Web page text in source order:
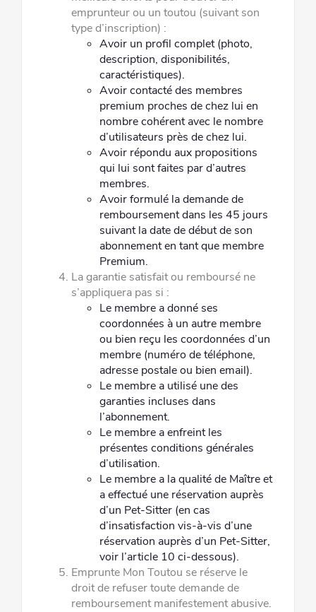
emprunteur ou un toutou (suivant son
type d’inscription) :
Avoir un profil complet (photo,
description, disponibilités,
caractéristiques).
Avoir contacté des membres
premium proches de chez lui en
nombre cohérent avec le nombre
d’utilisateurs près de chez lui.
Avoir répondu aux propositions
qui lui sont faites par d’autres
membres.
Avoir formulé la demande de
remboursement dans les 45 jours
suivant la date de début de son
abonnement en tant que membre
Premium.
La garantie satisfait ou remboursé ne
s’appliquera pas si :
Le membre a donné ses
coordonnées à un autre membre
ou bien reçu les coordonnées d’un
membre (numéro detéléphone,
adresse postale ou bien email).
Le membre a utilisé une des
garanties incluses dans
l’abonnement.
Le membre a enfreint les
présentes conditions générales
d’utilisation.
Le membre a la qualité de Maître et
a effectué une réservation auprès
d’un Pet-Sitter (en cas
d’insatisfaction vis-à-vis d’une
réservation auprès d’un Pet-Sitter,
voir l’article 10 ci-dessous).
Emprunte Mon Toutou se réserve le
droit de refuser toute demande de
remboursement manifestement abusive.